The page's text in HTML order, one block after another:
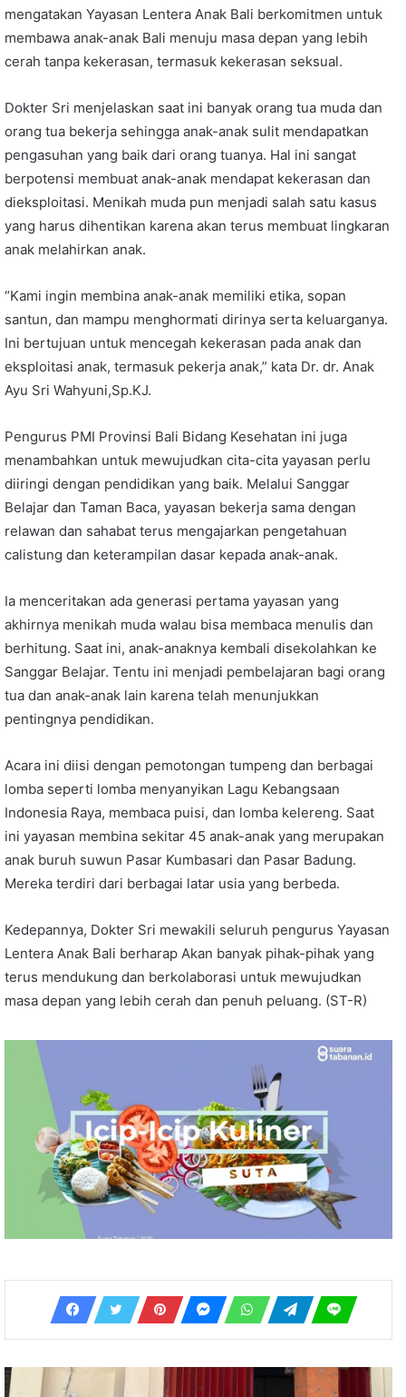
mengatakan Yayasan Lentera Anak Bali berkomitmen untuk
membawa anak-anak Bali menuju masa depan yang lebih
cerah tanpa kekerasan, termasuk kekerasan seksual.
Dokter Sri menjelaskan saat ini banyak orang tua muda dan
orang tua bekerja sehingga anak-anak sulit mendapatkan
pengasuhan yang baik dari orang tuanya. Hal ini sangat
berpotensi membuat anak-anak mendapat kekerasan dan
dieksploitasi. Menikah muda pun menjadi salah satu kasus
yang harus dihentikan karena akan terus membuat lingkaran
anak melahirkan anak.
“Kami ingin membina anak-anak memiliki etika, sopan
santun, dan mampu menghormati dirinya serta keluarganya.
Ini bertujuan untuk mencegah kekerasan pada anak dan
eksploitasi anak, termasuk pekerja anak,” kata Dr. dr. Anak
Ayu Sri Wahyuni,Sp.KJ.
Pengurus PMI Provinsi Bali Bidang Kesehatan ini juga
menambahkan untuk mewujudkan cita-cita yayasan perlu
diiringi dengan pendidikan yang baik. Melalui Sanggar
Belajar dan Taman Baca, yayasan bekerja sama dengan
relawan dan sahabat terus mengajarkan pengetahuan
calistung dan keterampilan dasar kepada anak-anak.
Ia menceritakan ada generasi pertama yayasan yang
akhirnya menikah muda walau bisa membaca menulis dan
berhitung. Saat ini, anak-anaknya kembali disekolahkan ke
Sanggar Belajar. Tentu ini menjadi pembelajaran bagi orang
tua dan anak-anak lain karena telah menunjukkan
pentingnya pendidikan.
Acara ini diisi dengan pemotongan tumpeng dan berbagai
lomba seperti lomba menyanyikan Lagu Kebangsaan
Indonesia Raya, membaca puisi, dan lomba kelereng. Saat
ini yayasan membina sekitar 45 anak-anak yang merupakan
anak buruh suwun Pasar Kumbasari dan Pasar Badung.
Mereka terdiri dari berbagai latar usia yang berbeda.
Kedepannya, Dokter Sri mewakili seluruh pengurus Yayasan
Lentera Anak Bali berharap Akan banyak pihak-pihak yang
terus mendukung dan berkolaborasi untuk mewujudkan
masa depan yang lebih cerah dan penuh peluang. (ST-R)